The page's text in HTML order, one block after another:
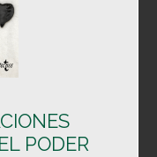
PODER